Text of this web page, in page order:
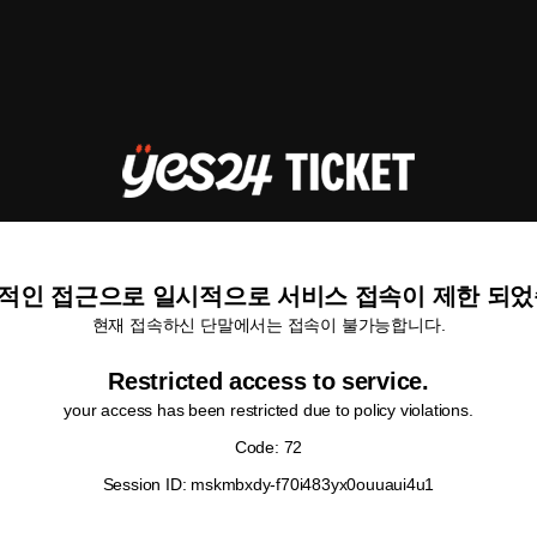
인 접근으로 일시적으로 서비스 접속이 제한 되
현재 접속하신 단말에서는 접속이 불가능합니다.
Restricted access to service.
your access has been restricted due to policy violations.
Code: 72
Session ID: mskmbxdy-f70i483yx0ouuaui4u1